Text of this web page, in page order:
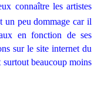
connaître les artistes
un peu dommage car il
en fonction de ses
sur le site internet du
beaucoup moins